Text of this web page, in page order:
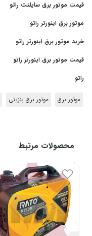
قیمت موتور برق سایلنت راتو
موتور برق اینورتر راتو
خرید موتور برق اینورتر راتو
قیمت موتور برق اینورتر راتو
راتو
موتور برق موتور برق بنزینی
محصولات مرتبط